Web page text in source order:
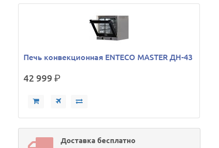
Печь конвекционная ENTECO MASTER ДН-43
42 999р.
Доставка бесплатно